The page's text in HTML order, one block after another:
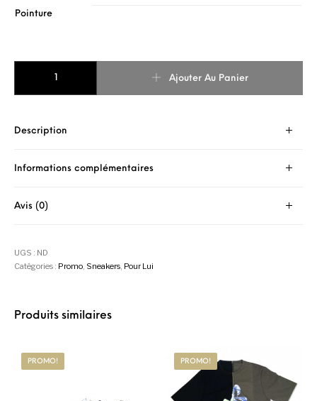
Pointure
Ajouter Au Panier
Description
Informations complémentaires
Avis (0)
UGS : ND
Catégories : Promo Sneakers Pour Lui
Produits similaires
PROMO! PROMO!